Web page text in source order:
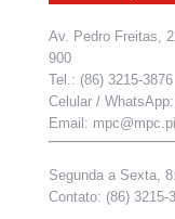
Av. Pedro Freitas,
900
Tel.: (86) 3215-3876
Celular /
Email:
Segunda a Sexta,
Contato: (86) 3215-